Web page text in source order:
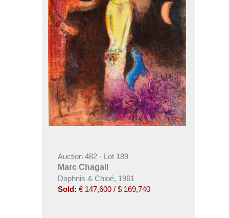
Auction 482 - Lot 189
Marc Chagall
Daphnis & Chloé, 1961
Sold: € 147,600 / $ 169,740